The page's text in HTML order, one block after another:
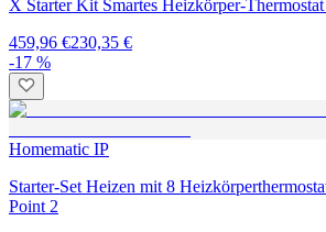
X Starter Kit Smartes Heizkörper-
459,96 €230,35 €
-17 %
Homematic IP
Starter-Set Heizen mit 8
Point 2